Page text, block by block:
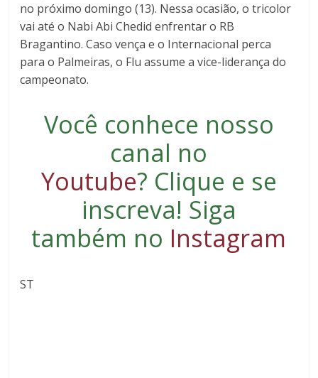
no próximo domingo (13). Nessa ocasião, o tricolor
vai até o Nabi Abi Chedid enfrentar o RB
Bragantino. Caso vença e o Internacional perca
para o Palmeiras, o Flu assume a vice-liderança do
campeonato.
Você conhece nosso
canal no
Youtube? Clique e se
inscreva! Siga
também no Instagram
ST